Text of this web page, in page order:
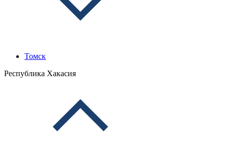
Томск
Республика Хакасия